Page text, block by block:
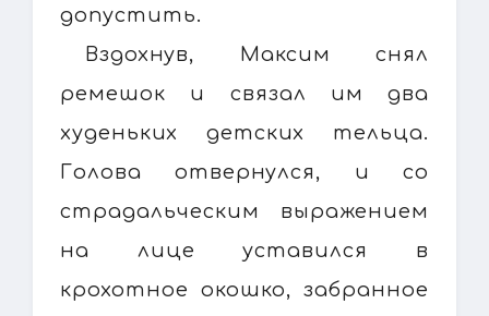
допустить.
Вздохнув, Максим снял
ремешок и связал им два
худеньких детских тельца.
Голова отвернулся, и со
страдальческим выражением
на лице уставился в
крохотное окошко, забранное